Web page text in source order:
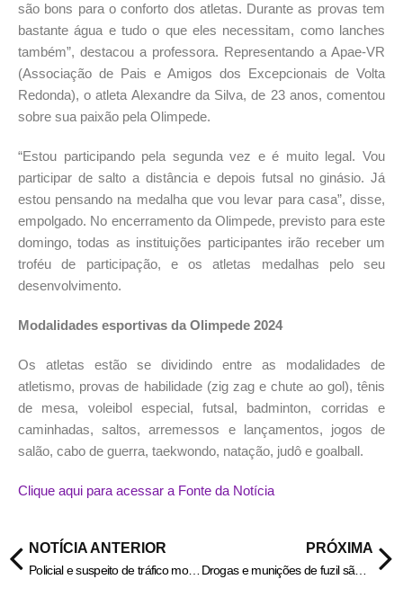
são bons para o conforto dos atletas. Durante as provas tem
bastante água e tudo o que eles necessitam, como lanches
também”, destacou a professora. Representando a Apae-VR
(Associação de Pais e Amigos dos Excepcionais de Volta
Redonda), o atleta Alexandre da Silva, de 23 anos, comentou
sobre sua paixão pela Olimpede.
“Estou participando pela segunda vez e é muito legal. Vou
participar de salto a distância e depois futsal no ginásio. Já
estou pensando na medalha que vou levar para casa”, disse,
empolgado. No encerramento da Olimpede, previsto para este
domingo, todas as instituições participantes irão receber um
troféu de participação, e os atletas medalhas pelo seu
desenvolvimento.
Modalidades esportivas da Olimpede 2024
Os atletas estão se dividindo entre as modalidades de
atletismo, provas de habilidade (zig zag e chute ao gol), tênis
de mesa, voleibol especial, futsal, badminton, corridas e
caminhadas, saltos, arremessos e lançamentos, jogos de
salão, cabo de guerra, taekwondo, natação, judô e goalball.
Clique aqui para acessar a Fonte da Notícia
NOTÍCIA ANTERIOR
Policial e suspeito de tráfico morrem em ataque a tiros em Paraty – Informa Cidade
PRÓXIMA